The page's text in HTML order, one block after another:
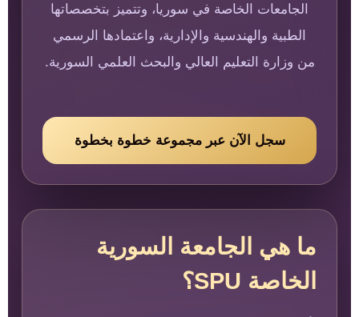
الجامعات الخاصة في سوريا، وتتميز بتخصصاتها
الطبية والهندسية والإدارية، واعتمادها الرسمي
من وزارة التعليم العالي والبحث العلمي السورية.
سجل الآن عبر مجموعة خطوة بخطوة
ما هي الجامعة السورية
الخاصة SPU؟